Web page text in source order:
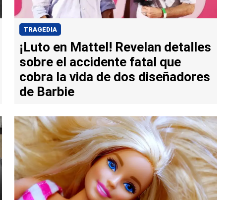
TRAGEDIA
¡Luto en Mattel! Revelan detalles
sobre el accidente fatal que
cobra la vida de dos diseñadores
de Barbie